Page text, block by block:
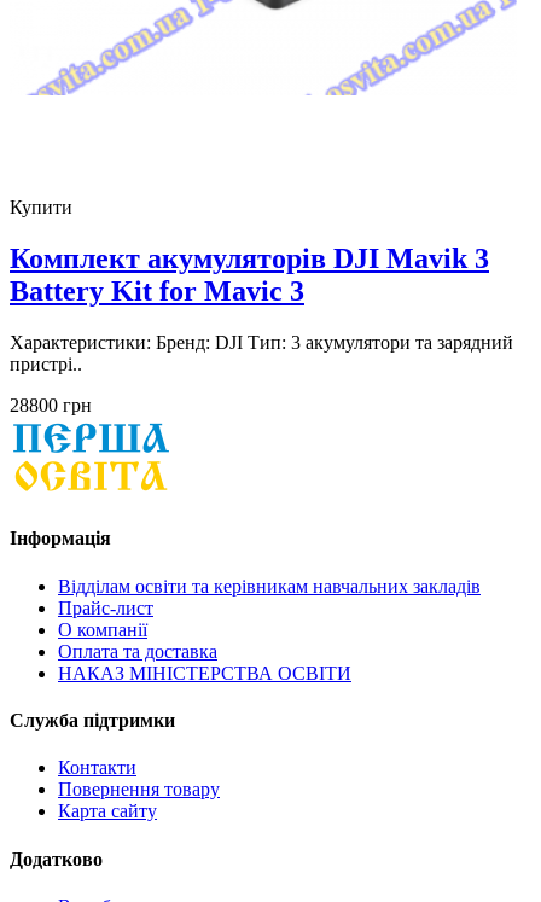
Купити
Комплект акумуляторів DJI Mavik 3
Battery Kit for Mavic 3
Характеристики: Бренд: DJI Тип: 3 акумулятори та зарядний
пристрі..
28800 грн
Інформація
Відділам освіти та керівникам навчальних закладів
Прайс-лист
О компанії
Оплата та доставка
НАКАЗ МІНІСТЕРСТВА ОСВІТИ
Служба підтримки
Контакти
Повернення товару
Карта сайту
Додатково